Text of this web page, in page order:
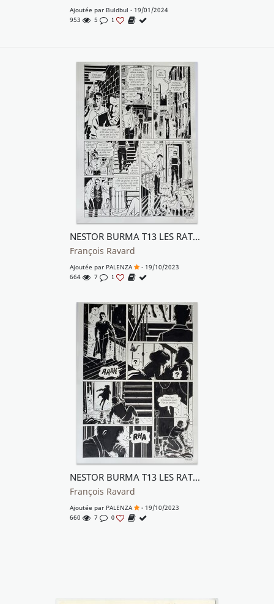
Ajoutée par Buldbul - 19/01/2024
953
5 1
NESTOR BURMA T13 LES RATS DE MONTSOURIS
François Ravard
Ajoutée par PALENZA
- 19/10/2023
664
7 1
NESTOR BURMA T13 LES RATS DE MONTSOURIS
François Ravard
Ajoutée par PALENZA
- 19/10/2023
660
7 0